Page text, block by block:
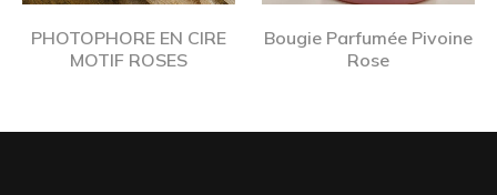
PHOTOPHORE EN CIRE
MOTIF ROSES
Bougie Parfumée Pivoine
Rose